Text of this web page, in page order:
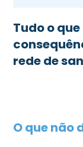
Tudo o
rede de
O que não